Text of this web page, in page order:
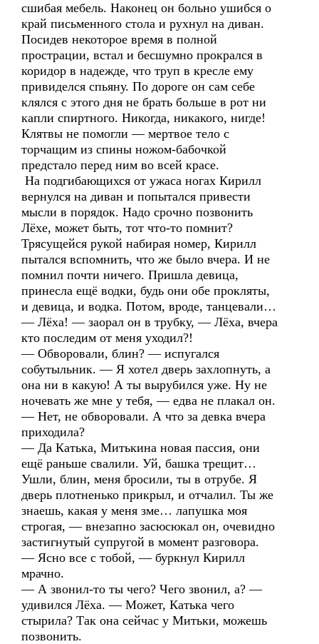
сшибая мебель. Наконец он больно ушибся о
край письменного стола и рухнул на диван.
Посидев некоторое время в полной
прострации, встал и бесшумно прокрался в
коридор в надежде, что труп в кресле ему
привиделся спьяну. По дороге он сам себе
клялся с этого дня не брать больше в рот ни
капли спиртного. Никогда, никакого, нигде!
Клятвы не помогли — мертвое тело с
торчащим из спины ножом-бабочкой
предстало перед ним во всей красе.
На подгибающихся от ужаса ногах Кирилл
вернулся на диван и попытался привести
мысли в порядок. Надо срочно позвонить
Лёхе, может быть, тот что-то помнит?
Трясущейся рукой набирая номер, Кирилл
пытался вспомнить, что же было вчера. И не
помнил почти ничего. Пришла девица,
принесла ещё водки, будь они обе прокляты,
и девица, и водка. Потом, вроде, танцевали…
— Лёха! — заорал он в трубку, — Лёха, вчера
кто последим от меня уходил?!
— Обворовали, блин? — испугался
собутыльник. — Я хотел дверь захлопнуть, а
она ни в какую! А ты вырубился уже. Ну не
ночевать же мне у тебя, — едва не плакал он.
— Нет, не обворовали. А что за девка вчера
приходила?
— Да Катька, Митькина новая пассия, они
ещё раньше свалили. Уй, башка трещит…
Ушли, блин, меня бросили, ты в отрубе. Я
дверь плотненько прикрыл, и отчалил. Ты же
знаешь, какая у меня зме… лапушка моя
строгая, — внезапно засюсюкал он, очевидно
застигнутый супругой в момент разговора.
— Ясно все с тобой, — буркнул Кирилл
мрачно.
— А звонил-то ты чего? Чего звонил, а? —
удивился Лёха. — Может, Катька чего
стырила? Так она сейчас у Митьки, можешь
позвонить.